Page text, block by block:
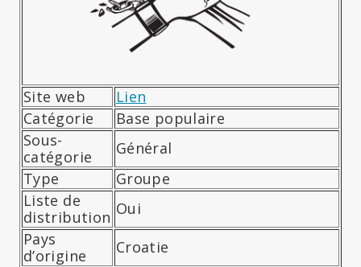
Site web
Lien
Catégorie
Base populaire
Sous-
catégorie
Général
Type
Groupe
Liste de
distribution Oui
Pays
d’origine
Croatie